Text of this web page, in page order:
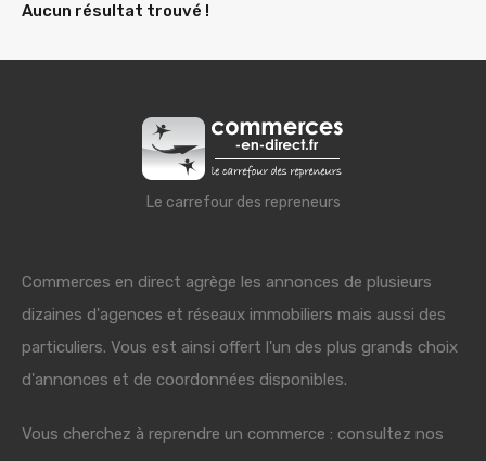
Aucun résultat trouvé !
Le carrefour des repreneurs
Commerces en direct agrège les annonces de plusieurs
dizaines d'agences et réseaux immobiliers mais aussi des
particuliers. Vous est ainsi offert l'un des plus grands choix
d'annonces et de coordonnées disponibles.
Vous cherchez à reprendre un commerce : consultez nos